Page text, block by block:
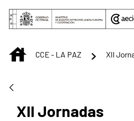
Saltar al contenido principal
INICIOCCE - LA PAZ XII
XII Jornadas